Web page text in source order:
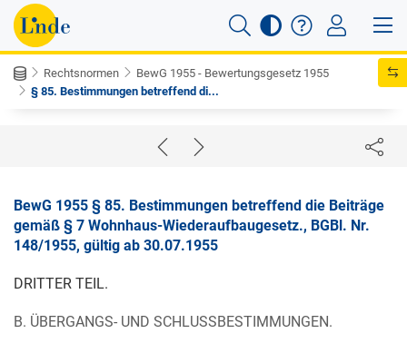
Rechtsnormen
BewG 1955 - Bewertungsgesetz 1955
§ 85. Bestimmungen betreffend di...
BewG 1955 § 85. Bestimmungen betreffend die Beiträge
gemäß § 7 Wohnhaus-Wiederaufbaugesetz., BGBl. Nr.
148/1955, gültig ab 30.07.1955
DRITTER TEIL.
B. ÜBERGANGS- UND SCHLUSSBESTIMMUNGEN.